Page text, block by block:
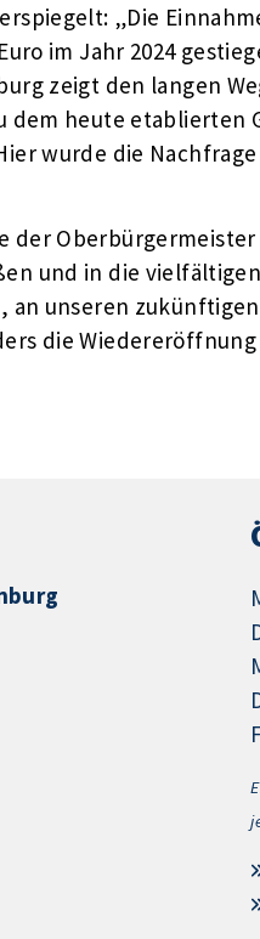
„Die
im Jahr 2024
zeigt den langen
dem heute
wurde die
der
und in die
an unseren
die